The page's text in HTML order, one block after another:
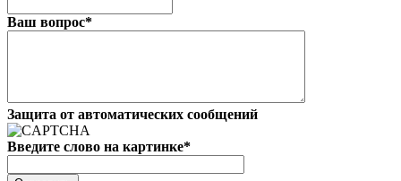
Ваш вопрос*
Защита от автоматических сообщений
Введите слово на картинке*